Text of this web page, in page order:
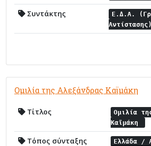
Συντάκτης
Ε.Δ.Α.
Ομιλία της Αλεξάνδρας Καϊμάκη
Τίτλος
Ομιλία
Καϊμάκη
Τόπος σύνταξης Ελλάδα /